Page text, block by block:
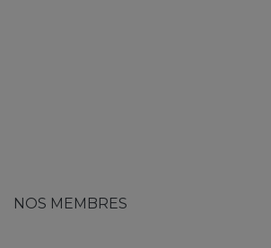
NOS MEMBRES